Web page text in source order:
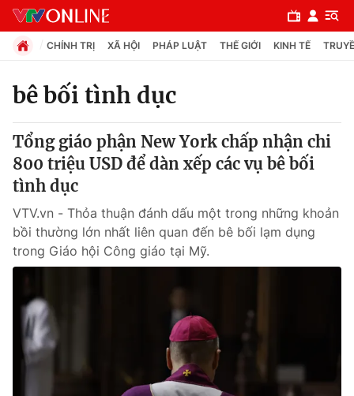
Chuyên mục
Chính trị
Pháp luật
Y tế
Thế giới
CHÍNH TRỊ XÃ HỘI PHÁP LUẬT THẾ GIỚI KINH TẾ
bê bối tình dục
Tổng giáo phận New York chấp nhận chi
800 triệu USD để dàn xếp các vụ bê bối
tình dục
VTV.vn - Thỏa thuận đánh dấu một trong những khoản
bồi thường lớn nhất liên quan đến bê bối lạm dụng
trong Giáo hội Công giáo tại Mỹ.